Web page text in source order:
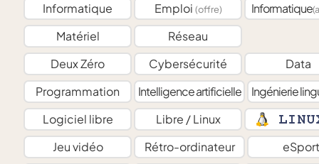
Informatique Emploi (offre) Informatique
Matériel
Réseau
Deux Zéro
Cybersécurité
Data
Programmation
Intelligence artificielle
Ingénierie
Logiciel libre
Libre / Linux
Jeu vidéo
Rétro-ordinateur eSport